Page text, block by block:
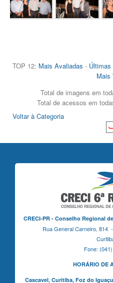
TOP 12: Mais Avaliadas - Últimas
Mais
Total de imagens em
Total de acessos em
Voltar à Categoria
CRECI-PR - Conselho Regional
Rua General Carneiro,
Fone:
HORÁRIO DE
Cascavel, Curitiba,Foz do